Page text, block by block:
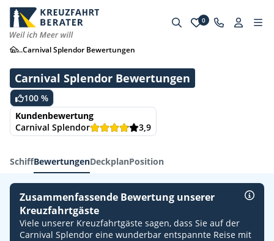
0
...Carnival Splendor Bewertungen
Carnival Splendor Bewertungen
100 %
Kundenbewertung
Carnival Splendor
3,9
SchiffBewertungenDeckplanPosition
Zusammenfassende Bewertung unserer
Kreuzfahrtgäste
Viele unserer Kreuzfahrtgäste sagen, dass Sie auf der
Carnival Splendor eine wunderbar entspannte Reise mit